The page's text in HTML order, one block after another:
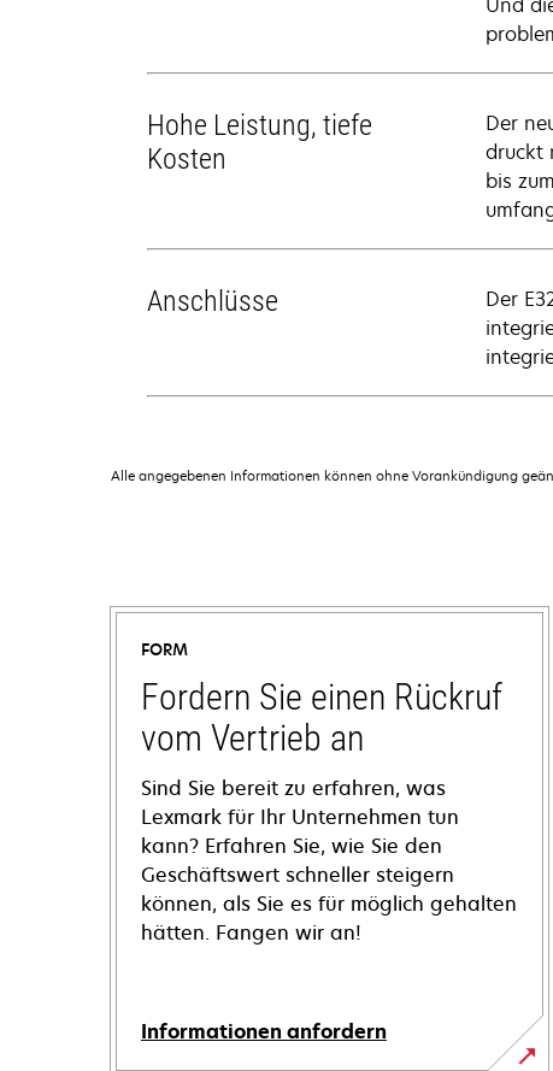
Hohe Leistung, tiefe
Kosten
Der
druckt
bis
Anschlüsse
Der
Alle angegebenen Informationen können ohne Vorankündigung
FORM
Fordern Sie einen Rückruf
vom Vertrieb an
Sind Sie bereit zu erfahren, was
Lexmark für Ihr Unternehmen tun
kann? Erfahren Sie, wie Sie den
Geschäftswert schneller steigern
können, als Sie es für möglich gehalten
hätten. Fangen wir an!
Informationen anfordern